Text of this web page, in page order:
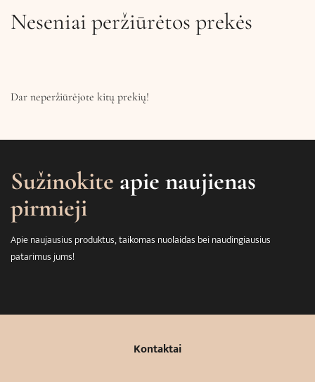
Neseniai peržiūrėtos prekės
Dar neperžiūrėjote kitų prekių!
Sužinokite apie naujienas
pirmieji
Apie naujausius produktus, taikomas nuolaidas bei naudingiausius
patarimus jums!
Kontaktai